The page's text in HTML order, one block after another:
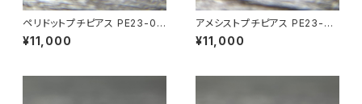
ペリドットプチピアス PE23-06
4
¥11,000
アメシストプチピアス PE23-06
7
¥11,000